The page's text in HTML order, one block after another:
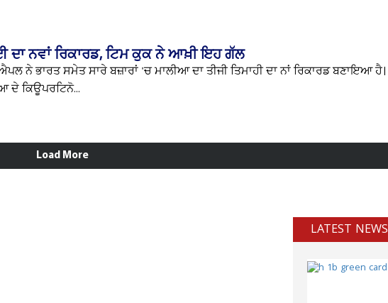
ਨਵਾਂ ਰਿਕਾਰਡ, ਟਿਮ ਕੁਕ ਨੇ ਆਖ਼ੀ ਇਹ ਗੱਲ
ਨੇ ਭਾਰਤ ਸਮੇਤ ਸਾਰੇ ਬਜ਼ਾਰਾਂ 'ਚ ਮਾਲੀਆ ਦਾ ਤੀਜੀ ਤਿਮਾਹੀ ਦਾ ਨਾਂ ਰਿਕਾਰਡ ਬਣਾਇਆ ਹੈ।
ਦੇ ਕਿਊਪਰਟਿਨੋ...
Load More
LATEST NEWS